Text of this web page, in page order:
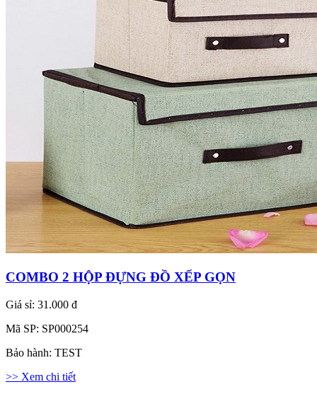
COMBO 2 HỘP ĐỰNG ĐỒ XẾP GỌN
Giá sỉ: 31.000 đ
Mã SP: SP000254
Bảo hành: TEST
>> Xem chi tiết